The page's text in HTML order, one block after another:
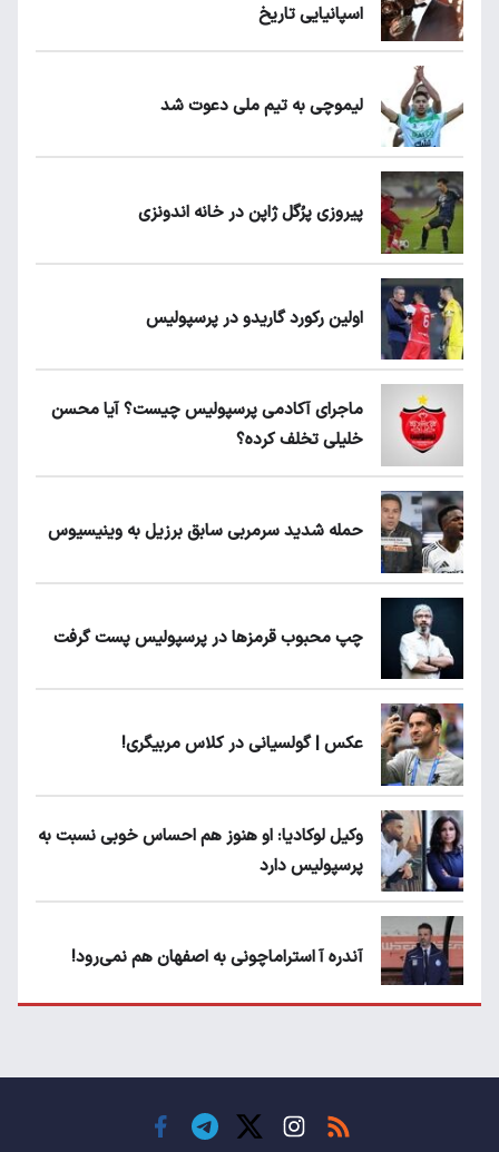
اسپانیایی تاریخ
لیموچی به تیم ملی دعوت شد
پیروزی پرُگل ژاپن در خانه اندونزی
اولین رکورد گاریدو در پرسپولیس
ماجرای آکادمی پرسپولیس چیست؟ آیا محسن
خلیلی تخلف کرده؟
حمله شدید سرمربی سابق برزیل به وینیسیوس
چپ محبوب قرمزها در پرسپولیس پست گرفت
عکس | گولسیانی در کلاس مربیگری!
وکیل لوکادیا: او هنوز هم احساس خوبی نسبت به
پرسپولیس دارد
آندره آ استراماچونی به اصفهان هم نمی‌رود!
حسن روی هوا!